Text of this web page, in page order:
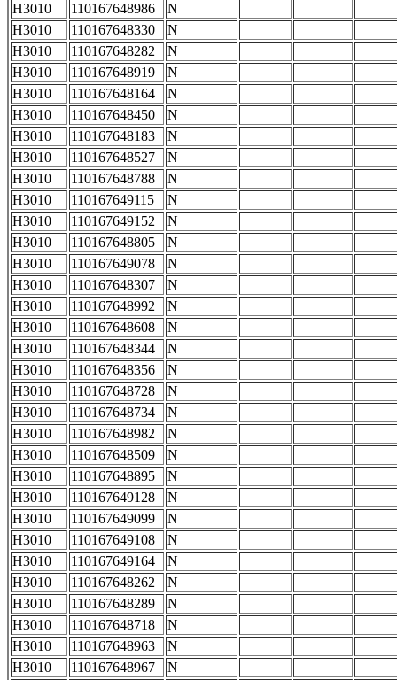
H3010
110167648986
N
H3010
110167648330
N
H3010
110167648282
N
H3010
110167648919
N
H3010
110167648164
N
H3010
110167648450
N
H3010
110167648183
N
H3010
110167648527
N
H3010
110167648788
N
H3010
110167649115
N
H3010
110167649152
N
H3010
110167648805
N
H3010
110167649078
N
H3010
110167648307
N
H3010
110167648992
N
H3010
110167648608
N
H3010
110167648344
N
H3010
110167648356
N
H3010
110167648728
N
H3010
110167648734
N
H3010
110167648982
N
H3010
110167648509
N
H3010
110167648895
N
H3010
110167649128
N
H3010
110167649099
N
H3010
110167649108
N
H3010
110167649164
N
H3010
110167648262
N
H3010
110167648289
N
H3010
110167648718
N
H3010
110167648963
N
H3010
110167648967
N